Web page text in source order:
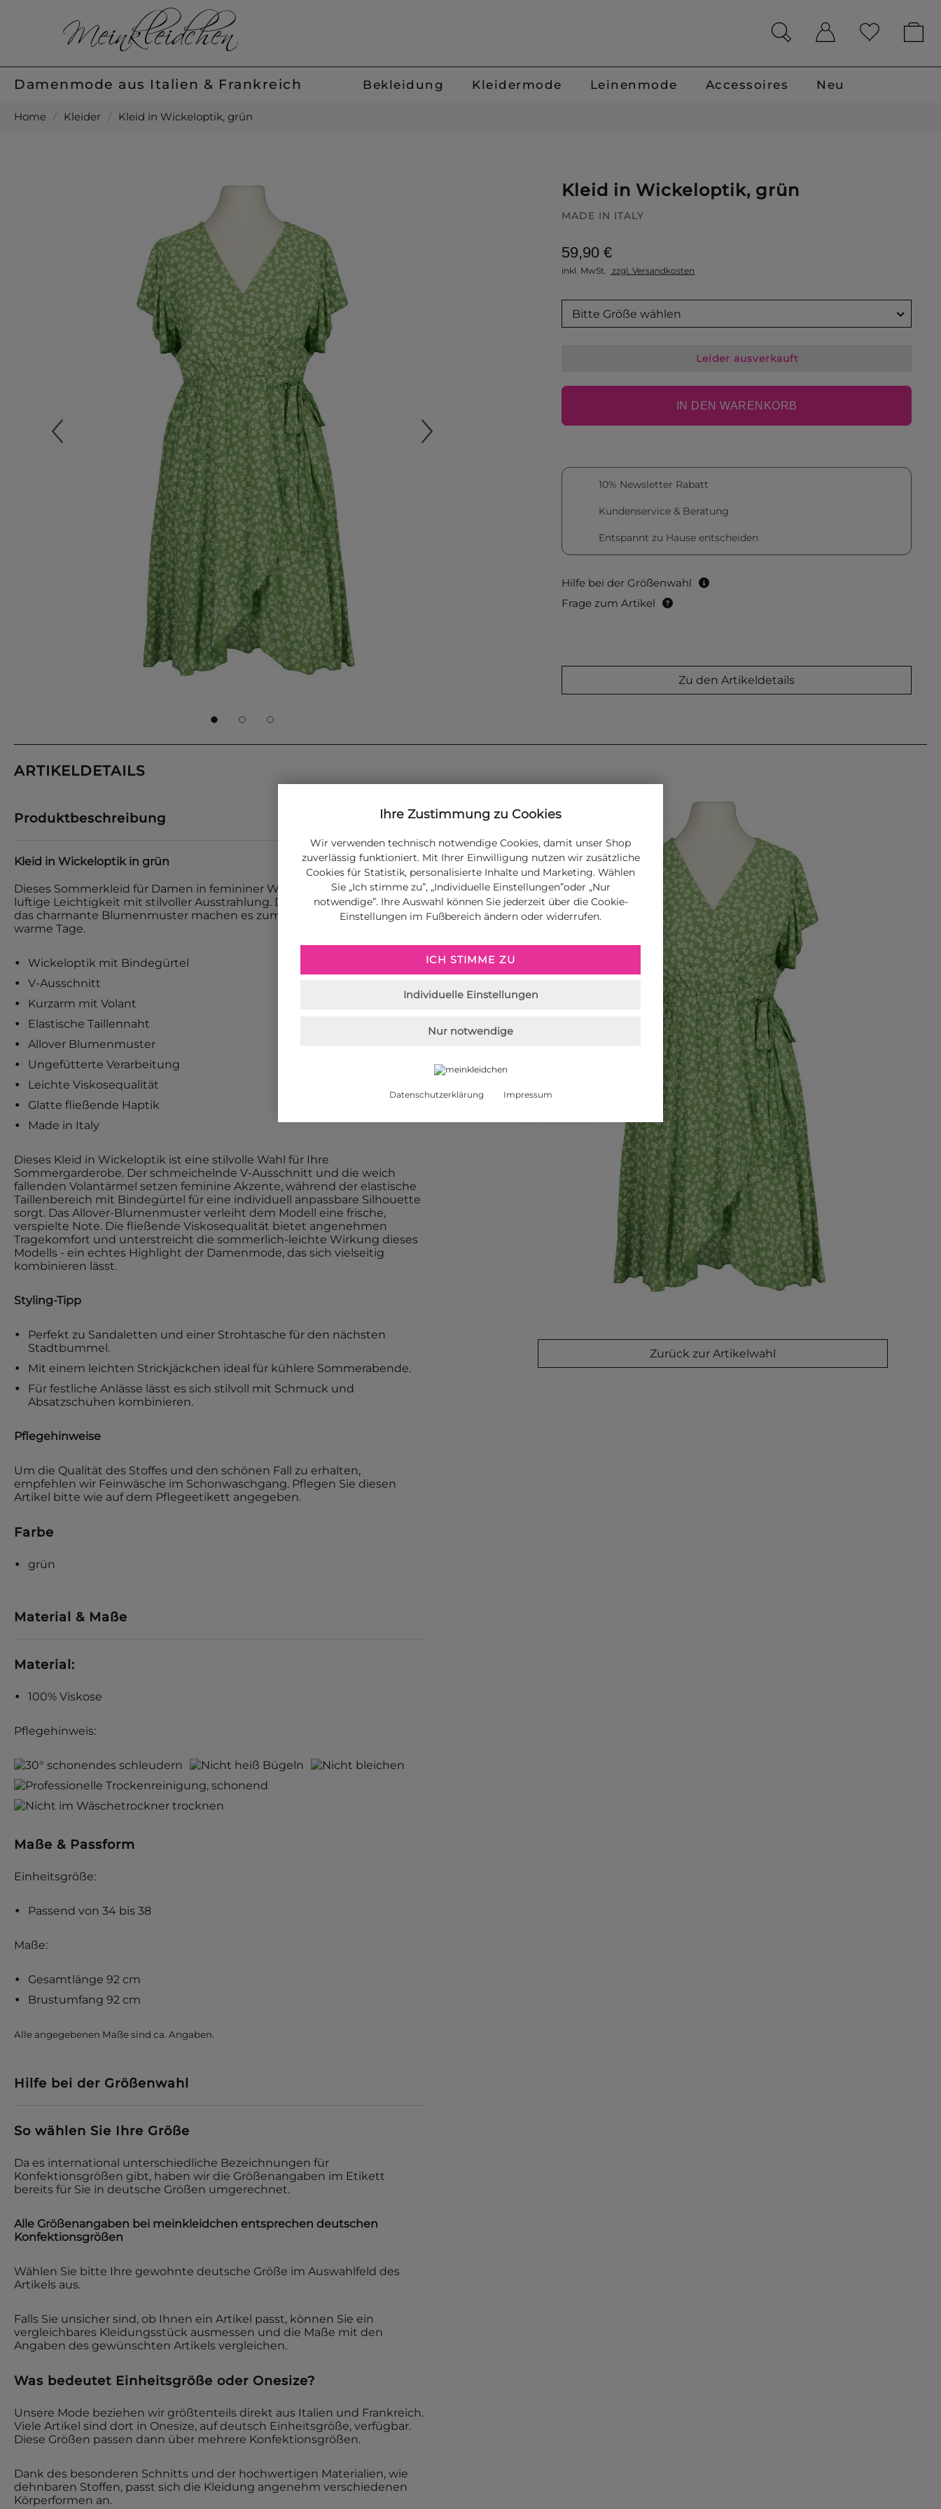
Damenmode aus Italien & Frankreich Bekleidung Kleidermode Leinenmode Accessoires Neu
Home / Kleider / Kleid in Wickeloptik, grün
Kleid in Wickeloptik, grün
MADE IN ITALY
59,90 €
inkl. MwSt. zzgl. Versandkosten
Bitte Größe wählen
Leider ausverkauft
IN DEN WARENKORB
10% Newsletter Rabatt
Kundenservice & Beratung
Entspannt zu Hause entscheiden
Hilfe bei der Größenwahl
Frage zum Artikel
Zu den Artikeldetails
ARTIKELDETAILS
Produktbeschreibung
Kleid in Wickeloptik in grün
Dieses Sommerkleid für Damen in femininer Wickeloptik verbindet
luftige Leichtigkeit mit stilvoller Ausstrahlung. Der fließende Schnitt und
das charmante Blumenmuster machen es zum idealen Begleiter für
warme Tage.
Wickeloptik mit Bindegürtel
V-Ausschnitt
Kurzarm mit Volant
Elastische Taillennaht
Allover Blumenmuster
Ungefütterte Verarbeitung
Leichte Viskosequalität
Glatte fließende Haptik
Made in Italy
Dieses Kleid in Wickeloptik ist eine stilvolle Wahl für Ihre
Sommergarderobe. Der schmeichelnde V-Ausschnitt und die weich
fallenden Volantärmel setzen feminine Akzente, während der elastische
Taillenbereich mit Bindegürtel für eine individuell anpassbare Silhouette
sorgt. Das Allover-Blumenmuster verleiht dem Modell eine frische,
verspielte Note. Die fließende Viskosequalität bietet angenehmen
Tragekomfort und unterstreicht die sommerlich-leichte Wirkung dieses
Modells - ein echtes Highlight der Damenmode, das sich vielseitig
kombinieren lässt.
Styling-Tipp
Perfekt zu Sandaletten und einer Strohtasche für den nächsten
Stadtbummel.
Mit einem leichten Strickjäckchen ideal für kühlere Sommerabende.
Für festliche Anlässe lässt es sich stilvoll mit Schmuck und
Absatzschuhen kombinieren.
Pflegehinweise
Um die Qualität des Stoffes und den schönen Fall zu erhalten,
empfehlen wir Feinwäsche im Schonwaschgang. Pflegen Sie diesen
Artikel bitte wie auf dem Pflegeetikett angegeben.
Farbe
grün
Material & Maße
Material:
100% Viskose
Pflegehinweis:
Maße & Passform
Einheitsgröße:
Passend von 34 bis 38
Maße:
Gesamtlänge 92 cm
Brustumfang 92 cm
Alle angegebenen Maße sind ca. Angaben.
Hilfe bei der Größenwahl
So wählen Sie Ihre Größe
Da es international unterschiedliche Bezeichnungen für
Konfektionsgrößen gibt, haben wir die Größenangaben im Etikett
bereits für Sie in deutsche Größen umgerechnet.
Alle Größenangaben bei meinkleidchen entsprechen deutschen
Konfektionsgrößen
Wählen Sie bitte Ihre gewohnte deutsche Größe im Auswahlfeld des
Artikels aus.
Falls Sie unsicher sind, ob Ihnen ein Artikel passt, können Sie ein
vergleichbares Kleidungsstück ausmessen und die Maße mit den
Angaben des gewünschten Artikels vergleichen.
Was bedeutet Einheitsgröße oder Onesize?
Unsere Mode beziehen wir größtenteils direkt aus Italien und Frankreich.
Viele Artikel sind dort in Onesize, auf deutsch Einheitsgröße, verfügbar.
Diese Größen passen dann über mehrere Konfektionsgrößen.
Dank des besonderen Schnitts und der hochwertigen Materialien, wie
dehnbaren Stoffen, passt sich die Kleidung angenehm verschiedenen
Körperformen an.
Zurück zur Artikelwahl
Ihre Zustimmung zu Cookies
Wir verwenden technisch notwendige Cookies, damit unser Shop
zuverlässig funktioniert. Mit Ihrer Einwilligung nutzen wir zusätzliche
Cookies für Statistik, personalisierte Inhalte und Marketing. Wählen
Sie „Ich stimme zu”, „Individuelle Einstellungen”oder „Nur
notwendige”. Ihre Auswahl können Sie jederzeit über die Cookie-
Einstellungen im Fußbereich ändern oder widerrufen.
ICH STIMME ZU
Individuelle Einstellungen
Nur notwendige
Datenschutzerklärung Impressum